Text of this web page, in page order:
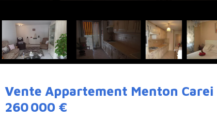
Vente Appartement Menton Carei
260 000 €